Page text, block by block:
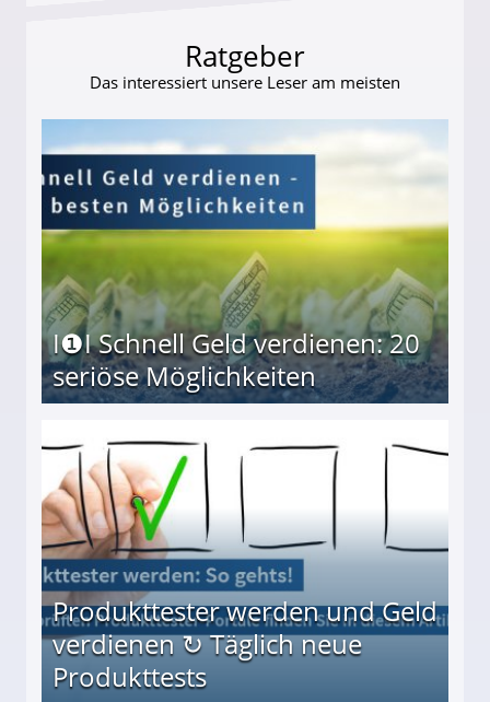
Ratgeber
Das interessiert unsere Leser am meisten
I❶I Schnell Geld verdienen: 20
seriöse Möglichkeiten
Produkttester werden und Geld
verdienen ↻ Täglich neue
Produkttests